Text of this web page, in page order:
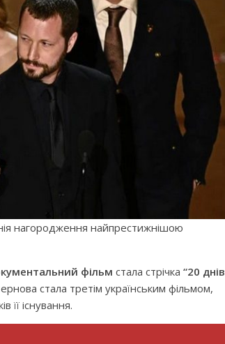
нагородження найпрестижнішою
фільм стала стрічка “20 днів
стала третім українським фільмом,
її існування.